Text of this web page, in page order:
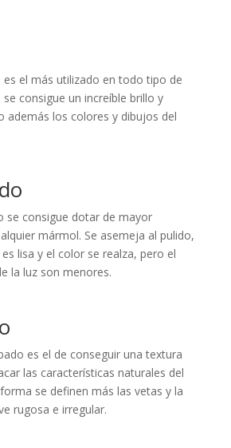
es el más utilizado en todo tipo de
consigue un increíble brillo y
además los colores y dibujos del
se consigue dotar de mayor
mármol. Se asemeja al pulido,
lisa y el color se realza, pero el
la luz son menores.
es el de conseguir una textura
las características naturales del
se definen más las vetas y la
rugosa e irregular.